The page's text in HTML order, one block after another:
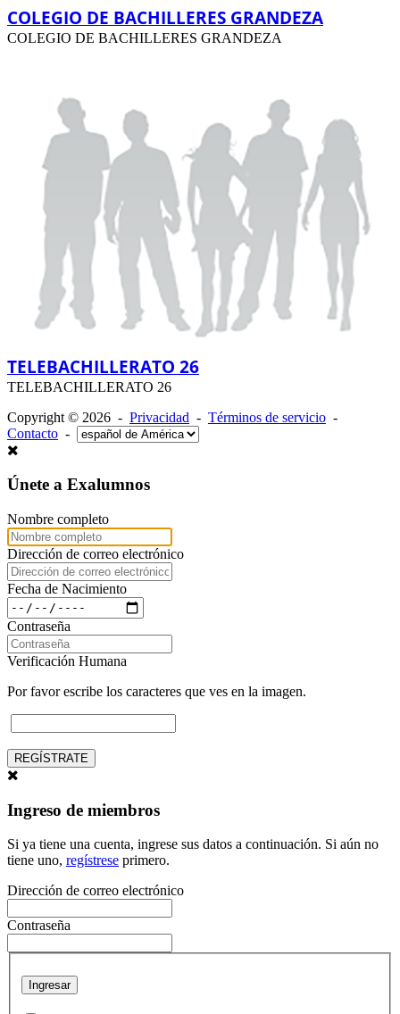
COLEGIO DE BACHILLERES GRANDEZA
COLEGIO DE BACHILLERES GRANDEZA
TELEBACHILLERATO 26
TELEBACHILLERATO 26
Copyright © 2026 - Privacidad - Términos de servicio -
Contacto -
Únete a Exalumnos
Nombre completo
Dirección de correo electrónico
Fecha de Nacimiento
Contraseña
Verificación Humana
Por favor escribe los caracteres que ves en la imagen.
REGÍSTRATE
Ingreso de miembros
Si ya tiene una cuenta, ingrese sus datos a continuación. Si aún no
tiene uno, regístrese primero.
Dirección de correo electrónico
Contraseña
Ingresar